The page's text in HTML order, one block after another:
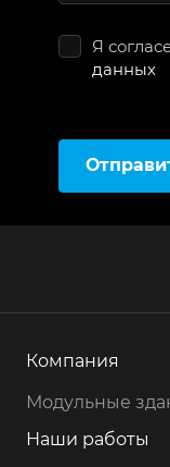
Я
данных
Компания
Модульные
Наши работы